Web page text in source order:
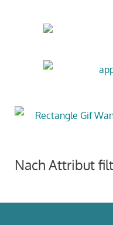
Nach Attribut